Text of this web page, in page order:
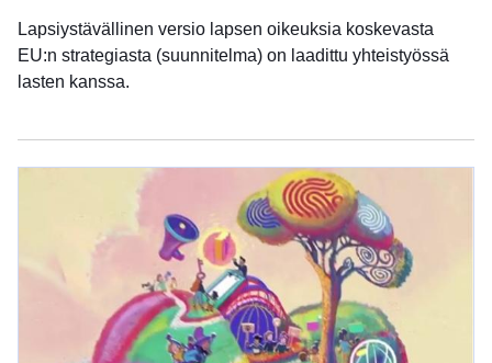
Lapsiystävällinen versio lapsen oikeuksia koskevasta
EU:n strategiasta (suunnitelma) on laadittu yhteistyössä
lasten kanssa.